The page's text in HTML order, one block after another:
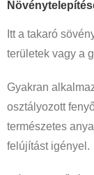
Itt a takaró
területek vagy a
Gyakran
osztályozott
természetes
felújítást igényel.